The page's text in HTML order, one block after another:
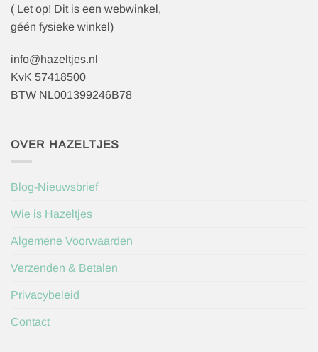
( Let op! Dit is een webwinkel,
géén fysieke winkel)
info@hazeltjes.nl
KvK 57418500
BTW NL001399246B78
OVER HAZELTJES
Blog-Nieuwsbrief
Wie is Hazeltjes
Algemene Voorwaarden
Verzenden & Betalen
Privacybeleid
Contact